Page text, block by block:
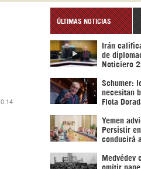
ÚLTIMAS NOTICIAS
Irán
de
Noticiero
Schumer:
necesitan
Flota
Yemen
Persistir
conducirá
Medvédev
omitir